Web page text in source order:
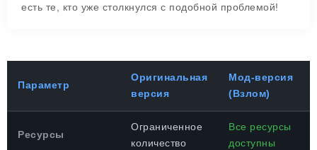
есть те, кто уже столкнулся с подобной проблемой!
Параметр
Оригинальная
версия
Мод-версия
(Взлом)
Ресурсы
Ограниченное
количество
Все ресурсы
доступны